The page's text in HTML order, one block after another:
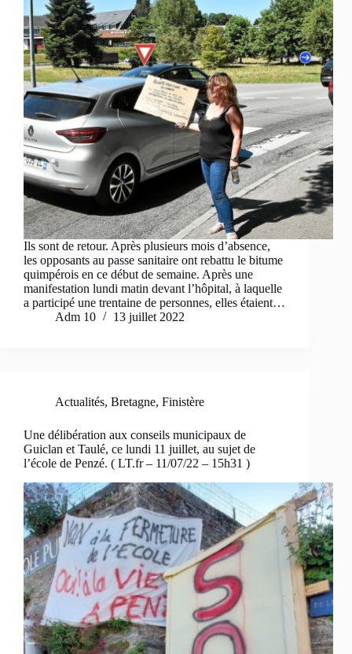
Ils sont de retour. Après plusieurs mois d’absence,
les opposants au passe sanitaire ont rebattu le bitume
quimpérois en ce début de semaine. Après une
manifestation lundi matin devant l’hôpital, à laquelle
a participé une trentaine de personnes, elles étaient…
Adm 10
13 juillet 2022
Actualités, Bretagne, Finistère
Une délibération aux conseils municipaux de
Guiclan et Taulé, ce lundi 11 juillet, au sujet de
l’école de Penzé. ( LT.fr – 11/07/22 – 15h31 )